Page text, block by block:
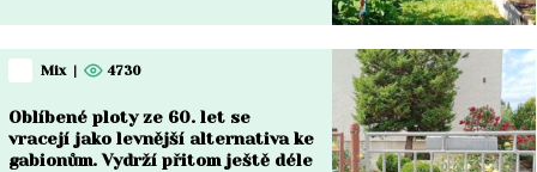
Mix | 4730
Oblíbené ploty ze 60. let se
vracejí jako levnější alternativa ke
gabionům. Vydrží přitom ještě déle